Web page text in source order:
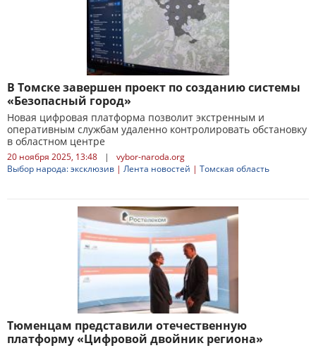
В Томске завершен проект по созданию системы
«Безопасный город»
Новая цифровая платформа позволит экстренным и
оперативным службам удаленно контролировать обстановку
в областном центре
20 ноября 2025, 13:48 |
vybor-naroda.org
Выбор народа: эксклюзив | Лента новостей | Томская область
Тюменцам представили отечественную
платформу «Цифровой двойник региона»